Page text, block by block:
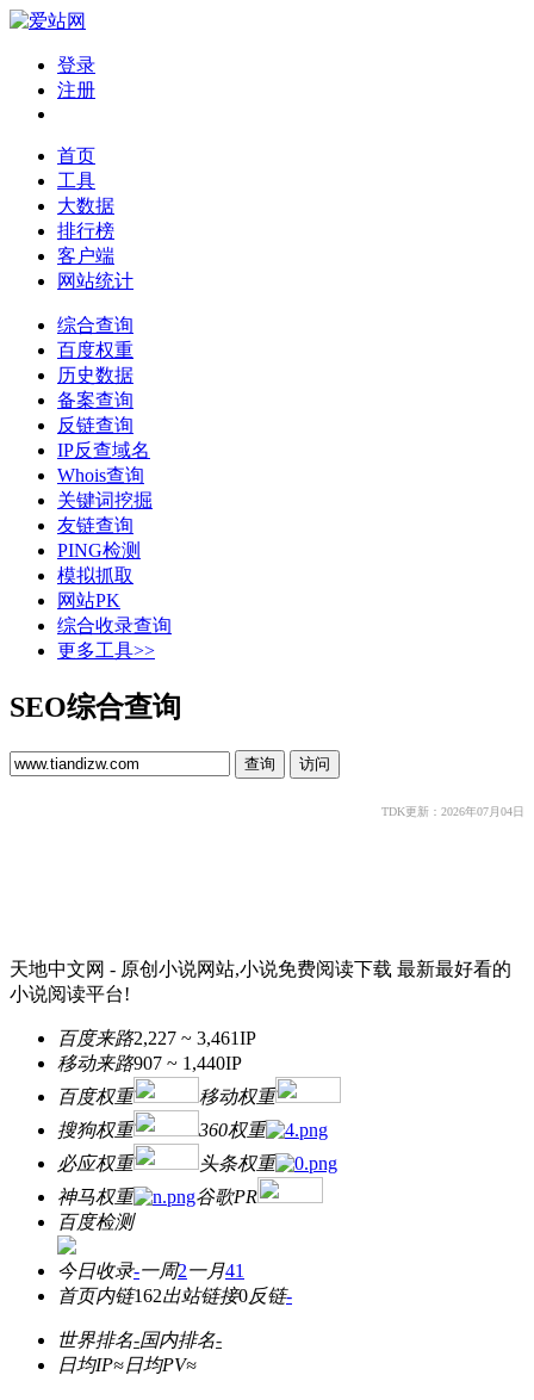
登录
注册
首页
工具
大数据
排行榜
客户端
网站统计
综合查询
百度权重
历史数据
备案查询
反链查询
IP反查域名
Whois查询
关键词挖掘
友链查询
PING检测
模拟抓取
网站PK
综合收录查询
更多工具>>
SEO综合查询
TDK更新：2026年07月04日
天地中文网 - 原创小说网站,小说免费阅读下载 最新最好看的
小说阅读平台!
百度来路2,227 ~ 3,461IP
移动来路907 ~ 1,440IP
百度权重
移动权重
搜狗权重
360权重
必应权重
头条权重
神马权重
谷歌PR
百度检测
今日收录-一周2一月41
首页内链162出站链接0反链-
世界排名-国内排名-
日均IP≈日均PV≈